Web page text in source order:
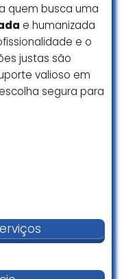
quem busca uma
e humanizada
e o
justas são
valioso em
segura para
Joao Victor